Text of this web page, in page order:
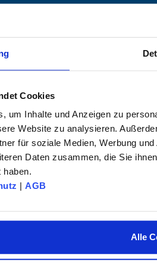
Cookies
um Inhalte und Anzeigen zu
Website zu analysieren.
für soziale Medien, Werbung
Daten zusammen, die Sie
haben.
| AGB
Alle
GmbH & Co KG – All rights reserved.